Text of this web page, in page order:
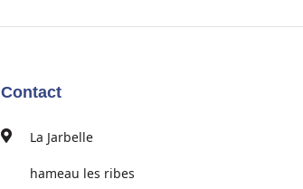
Contact
La Jarbelle
hameau les ribes